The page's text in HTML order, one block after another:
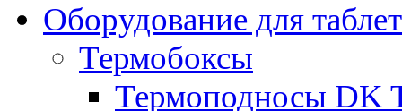
Оборудование для
Термобоксы
Термоподносы DK